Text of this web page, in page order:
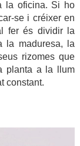
la oficina. Si ho
se i créixer en
fer és dividir la
la maduresa, la
rizomes que
planta a la llum
constant.